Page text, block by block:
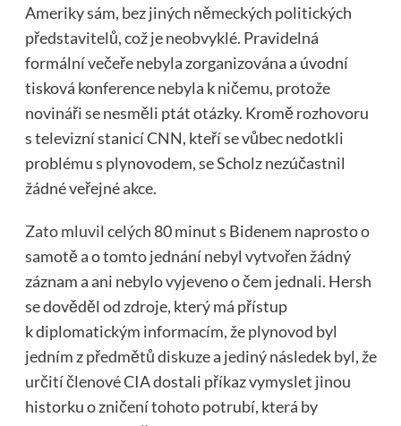
Ameriky sám, bez jiných německých politických
představitelů, což je neobvyklé. Pravidelná
formální večeře nebyla zorganizována a úvodní
tisková konference nebyla k ničemu, protože
novináři se nesměli ptát otázky. Kromě rozhovoru
s televizní stanicí CNN, kteří se vůbec nedotkli
problému s plynovodem, se Scholz nezúčastnil
žádné veřejné akce.
Zato mluvil celých 80 minut s Bidenem naprosto o
samotě a o tomto jednání nebyl vytvořen žádný
záznam a ani nebylo vyjeveno o čem jednali. Hersh
se dověděl od zdroje, který má přístup
k diplomatickým informacím, že plynovod byl
jedním z předmětů diskuze a jediný následek byl, že
určití členové CIA dostali příkaz vymyslet jinou
historku o zničení tohoto potrubí, která by